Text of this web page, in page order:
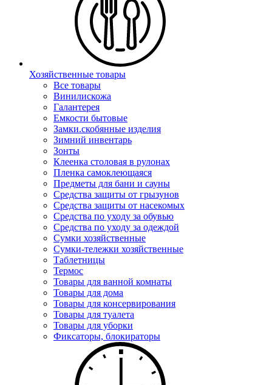
Хозяйственные товары
Все товары
Винилискожа
Галантерея
Емкости бытовые
Замки.скобянные изделия
Зимний инвентарь
Зонты
Клеенка столовая в рулонах
Пленка самоклеющаяся
Предметы для бани и сауны
Средства защиты от грызунов
Средства защиты от насекомых
Средства по уходу за обувью
Средства по уходу за одеждой
Сумки хозяйственные
Сумки-тележки хозяйственные
Таблетницы
Термос
Товары для ванной комнаты
Товары для дома
Товары для консервирования
Товары для туалета
Товары для уборки
Фиксаторы, блокираторы